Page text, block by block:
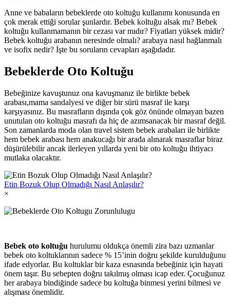
Anne ve babaların bebeklerde oto koltuğu kullanımı konusunda en
çok merak ettiği sorular şunlardır. Bebek koltuğu alsak mı? Bebek
koltuğu kullanmamanın bir cezası var mıdır? Fiyatları yüksek midir?
Bebek koltuğu arabanın neresinde olmalı? arabaya nasıl bağlanmalı
ve isofix nedir? İşte bu soruların cevapları aşağıdadır.
Bebeklerde Oto Koltuğu
Bebeğinize kavuştunuz ona kavuşmanız ile birlikte bebek
arabası,mama sandalyesi ve diğer bir sürü masraf ile karşı
karşıyasınız. Bu masrafların dışında çok göz önünde olmayan bazen
unutulan oto koltuğu masrafı da hiç de azımsanacak bir masraf değil.
Son zamanlarda moda olan travel sistem bebek arabaları ile birlikte
hem bebek arabası hem anakucağı bir arada alınarak masraflar biraz
düşürülebilir ancak ilerleyen yıllarda yeni bir oto koltuğu ihtiyacı
mutlaka olacaktır.
Etin Bozuk Olup Olmadığı Nasıl Anlaşılır?
×
Bebek oto koltuğu hurulumu oldukça önemli zira bazı uzmanlar
bebek oto koltuklarının sadece % 15’inin doğru şekilde kurulduğunu
ifade edyorlar. Bu koltuklar bir kaza esnasında bebeğiniz için hayati
önem taşır. Bu sebepten doğru takılmış olması icap eder. Çocuğunuz
her arabaya bindiğinde sadece bu koltuğa binmesi yerini bilmesi ve
alışması önemlidir.